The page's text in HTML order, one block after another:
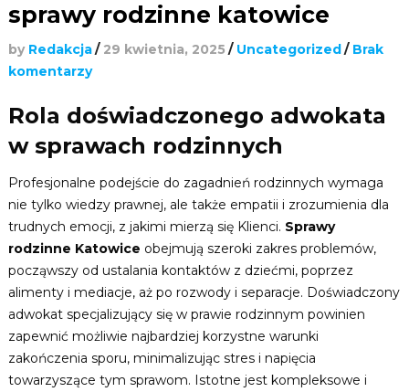
sprawy rodzinne katowice
by Redakcja/ 29 kwietnia, 2025 / Uncategorized/ Brak
komentarzy
Rola doświadczonego adwokata
w sprawach rodzinnych
Profesjonalne podejście do zagadnień rodzinnych wymaga
nie tylko wiedzy prawnej, ale także empatii i zrozumienia dla
trudnych emocji, z jakimi mierzą się Klienci. Sprawy
rodzinne Katowice obejmują szeroki zakres problemów,
począwszy od ustalania kontaktów z dziećmi, poprzez
alimenty i mediacje, aż po rozwody i separacje. Doświadczony
adwokat specjalizujący się w prawie rodzinnym powinien
zapewnić możliwie najbardziej korzystne warunki
zakończenia sporu, minimalizując stres i napięcia
towarzyszące tym sprawom. Istotne jest kompleksowe i